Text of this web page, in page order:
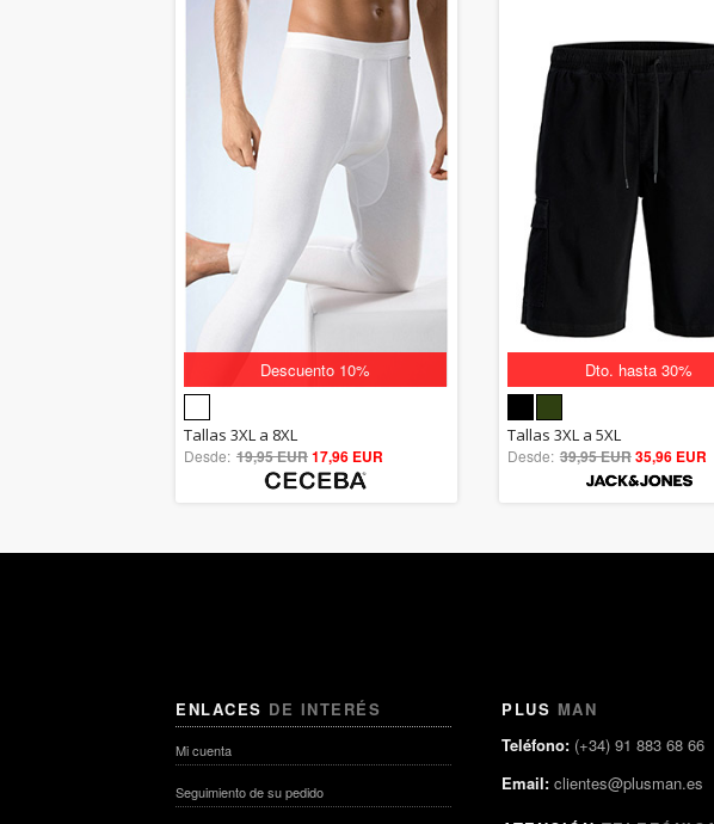
Descuento 10%
5.00
out of 5
Tallas 3XL a 8XL
Desde: 19,95 EUR17,96 EUR
Dto. hasta 30%
5.00
out of 5
Tallas 3XL a 5XL
Desde: 39,95 EUR35,96 EUR
ENLACES DE INTERÉS
Mi cuenta
Seguimiento de su pedido
PLUS MAN
Teléfono: (+34) 91 883 68 66
Email: clientes@plusman.es